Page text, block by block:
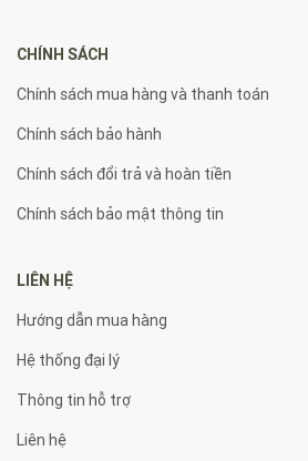
CHÍNH SÁCH
Chính sách mua hàng và thanh toán
Chính sách bảo hành
Chính sách đổi trả và hoàn tiền
Chính sách bảo mật thông tin
LIÊN HỆ
Hướng dẫn mua hàng
Hệ thống đại lý
Thông tin hỗ trợ
Liên hệ